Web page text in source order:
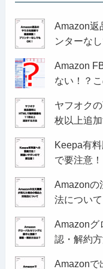
Amazon返
ンターな
Amazon
ない！？
ヤフオク
枚以上追
Keepa有
で要注意！
Amazonの
法について
Amazonグ
認・解約
Amazonで